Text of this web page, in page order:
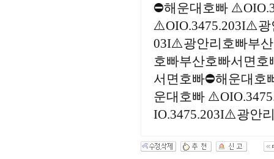
⛔해운대호빠
⚠️OIO.3475.203I⚠️광
03I⚠️광안리호빠부
호빠부산호빠서면
서면호빠⛔해운대
운대호빠
IO.3475.203I⚠️광안